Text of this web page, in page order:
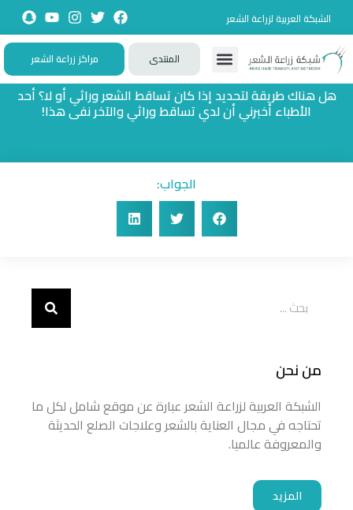
الشبكة العربية لزراعة الشعر
المنتدى مراكز زراعة الشعر
هل هناك طريقة لتحديد إذا كان تساقط الشعر وراثي أو لا؟ أحد
الأطباء أخبرني أن لدي تساقط وراثي والآخر نفى هذا!
الجواب:
من نحن
الشبكة العربية لزراعة الشعر عبارة عن موقع شامل لكل ما
تحتاجه في مجال العناية بالشعر وعلاجات الصلع الحديثة
والمعروفة عالميا.
المزيد